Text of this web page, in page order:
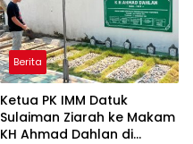
Berita
Ketua PK IMM Datuk
Sulaiman Ziarah ke Makam
KH Ahmad Dahlan di